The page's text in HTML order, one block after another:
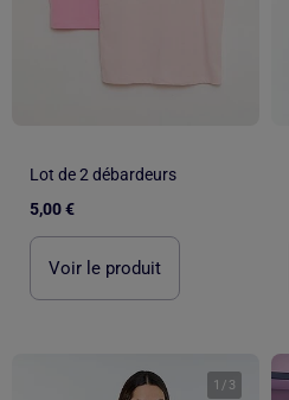
Lot de 2 débardeurs
5,00 €
Voir le produit
1 / 3